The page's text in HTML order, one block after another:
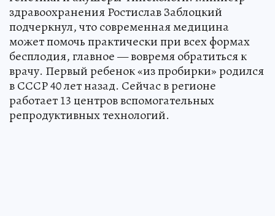
здравоохранения Ростислав Заблоцкий
подчеркнул, что современная медицина
может помочь практически при всех формах
бесплодия, главное — вовремя обратиться к
врачу. Первый ребенок «из пробирки» родился
в СССР 40 лет назад. Сейчас в регионе
работает 13 центров вспомогательных
репродуктивных технологий.